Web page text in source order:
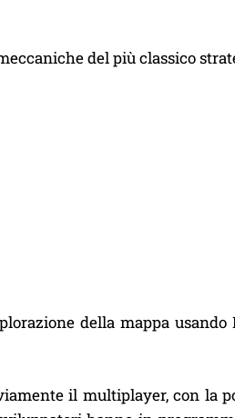
del più classico
della mappa
il multiplayer, con